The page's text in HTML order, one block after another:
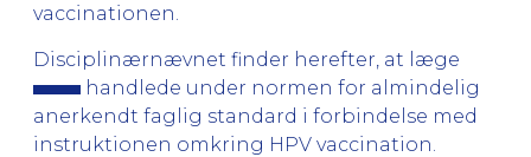
vaccinationen.
Disciplinærnævnet finder herefter, at læge
handlede under normen for almindelig
anerkendt faglig standard i forbindelse med
instruktionen omkring HPV vaccination.